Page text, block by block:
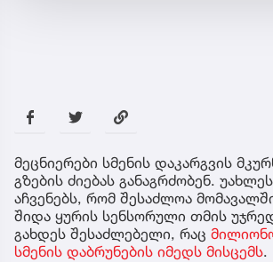
მეცნიერები სმენის დაკარგვის
გზების ძიებას განაგრძობენ.
აჩვენებს, რომ შესაძლოა
შიდა ყურის სენსორული თმის
გახდეს შესაძლებელი, რაც
სმენის დაბრუნების იმედს მისცემს.